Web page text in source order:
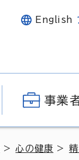
English
事業
>心の健康 >